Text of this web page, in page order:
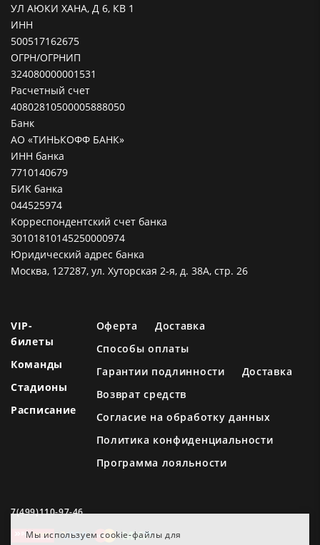
Мы используем cookie-файлы для
УЛ АЮКИ ХАНА, Д 6, КВ 1
ИНН
500517162675
ОГРН/ОГРНИП
324080000001531
Расчетный счет
40802810500005888050
Банк
АО «ТИНЬКОФФ БАНК»
ИНН банка
7710140679
БИК банка
044525974
Корреспондентский счет банка
30101810145250000974
Юридический адрес банка
Москва, 127287, ул. Хуторская 2-я, д. 38А, стр. 26
VIP-
билеты
Команды
Стадионы
Расписание
Оферта
Доставка
Способы оплаты
Гарантии подлинности
Доставка
Возврат средств
Согласие на обработку данных
Политика конфиденциальности
Программа лояльности
7(499)110-97-46